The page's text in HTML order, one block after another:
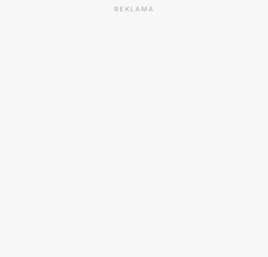
REKLAMA